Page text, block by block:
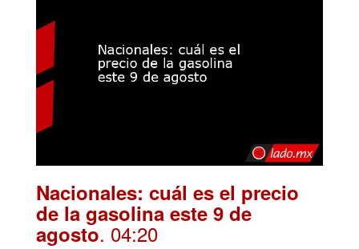
Nacionales: cuál es el precio
de la gasolina este 9 de
agosto. 04:20